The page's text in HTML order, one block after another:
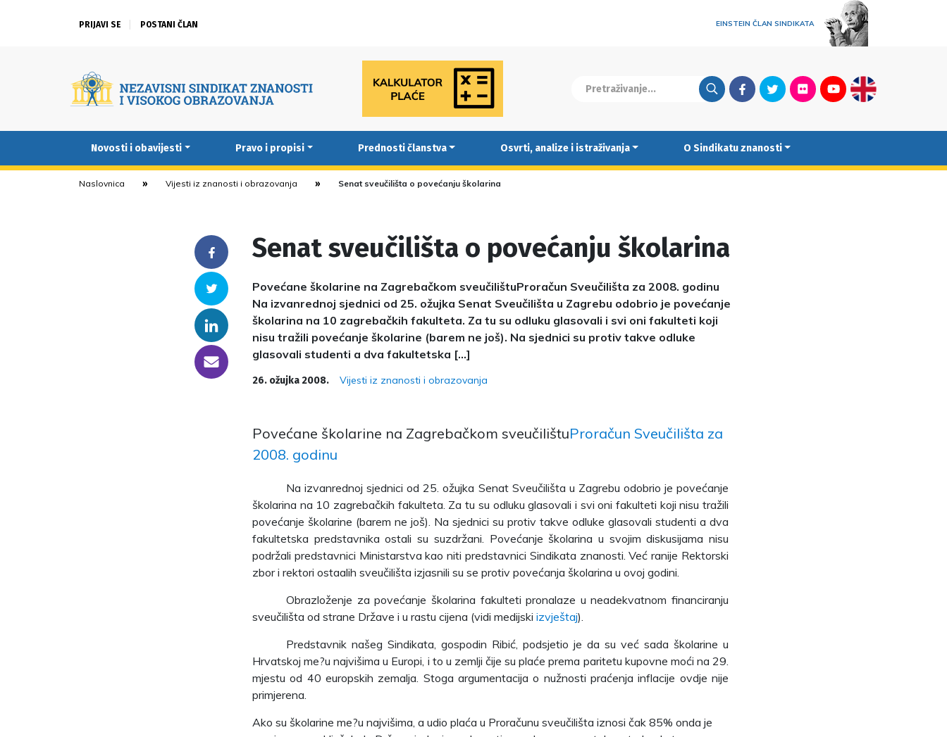
PRIJAVI SE POSTANI ČLAN EINSTEIN ČLAN SINDIKATA
FacebookTwitterFlickrYoutubeEnglish
Novosti i obavijesti Pravo i propisi Prednosti članstva Osvrti, analize i istraživanja O Sindikatu znanosti
Naslovnica Vijesti iz znanosti i obrazovanja Senat sveučilišta o povećanju školarina
Facebook
Twitter
Linkedin
someone@yoursite.com
Senat sveučilišta o povećanju školarina
Povećane školarine na Zagrebačkom sveučilištuProračun Sveučilišta za 2008. godinu
Na izvanrednoj sjednici od 25. ožujka Senat Sveučilišta u Zagrebu odobrio je povećanje
školarina na 10 zagrebačkih fakulteta. Za tu su odluku glasovali i svi oni fakulteti koji
nisu tražili povećanje školarine (barem ne još). Na sjednici su protiv takve odluke
glasovali studenti a dva fakultetska […]
26. ožujka 2008. Vijesti iz znanosti i obrazovanja
Povećane školarine na Zagrebačkom sveučilištuProračun Sveučilišta za
2008. godinu
Na izvanrednoj sjednici od 25. ožujka Senat Sveučilišta u Zagrebu odobrio je povećanje
školarina na 10 zagrebačkih fakulteta. Za tu su odluku glasovali i svi oni fakulteti koji nisu tražili
povećanje školarine (barem ne još). Na sjednici su protiv takve odluke glasovali studenti a dva
fakultetska predstavnika ostali su suzdržani. Povećanje školarina u svojim diskusijama nisu
podržali predstavnici Ministarstva kao niti predstavnici Sindikata znanosti. Već ranije Rektorski
zbor i rektori ostaalih sveučilišta izjasnili su se protiv povećanja školarina u ovoj godini.
Obrazloženje za povećanje školarina fakulteti pronalaze u neadekvatnom financiranju
sveučilišta od strane Države i u rastu cijena (vidi medijski izvještaj).
Predstavnik našeg Sindikata, gospodin Ribić, podsjetio je da su već sada školarine u
Hrvatskoj me?u najvišima u Europi, i to u zemlji čije su plaće prema paritetu kupovne moći na 29.
mjestu od 40 europskih zemalja. Stoga argumentacija o nužnosti praćenja inflacije ovdje nije
primjerena.
Ako su školarine me?u najvišima, a udio plaća u Proračunu sveučilišta iznosi čak 85% onda je